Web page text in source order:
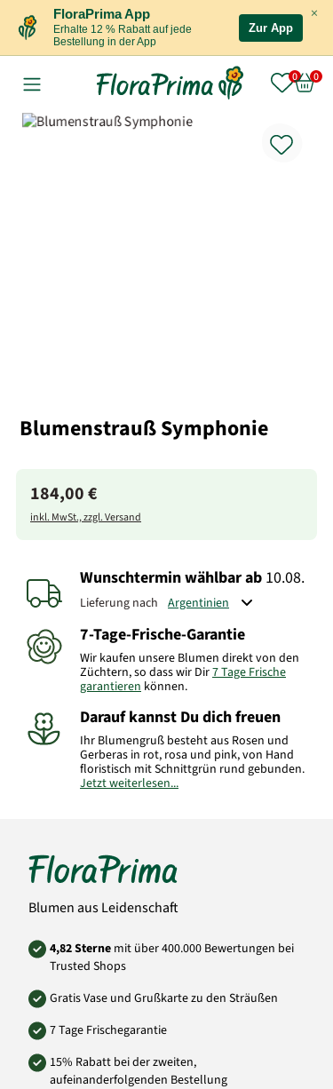
×
FloraPrima App
Erhalte 12 % Rabatt auf jede
Bestellung in der App
Zur App
Blumenstrauß Symphonie
184,00 €
inkl. MwSt., zzgl. Versand
Wunschtermin wählbarab 10.08.
Lieferung nach
7-Tage-Frische-Garantie
Wir kaufen unsere Blumen direkt von den
Züchtern, so dass wir Dir7 Tage Frische
garantieren können.
Darauf kannst Du dich freuen
Ihr Blumengruß besteht aus Rosen und
Gerberas in rot, rosa und pink, von Hand
floristisch mit Schnittgrün rund gebunden.
Jetzt weiterlesen...
Blumen aus Leidenschaft
4,82 Sterne mit über 400.000 Bewertungen bei
Trusted Shops
Gratis Vase und Grußkarte zu den Sträußen
7 Tage Frischegarantie
15% Rabatt bei der zweiten,
aufeinanderfolgenden Bestellung